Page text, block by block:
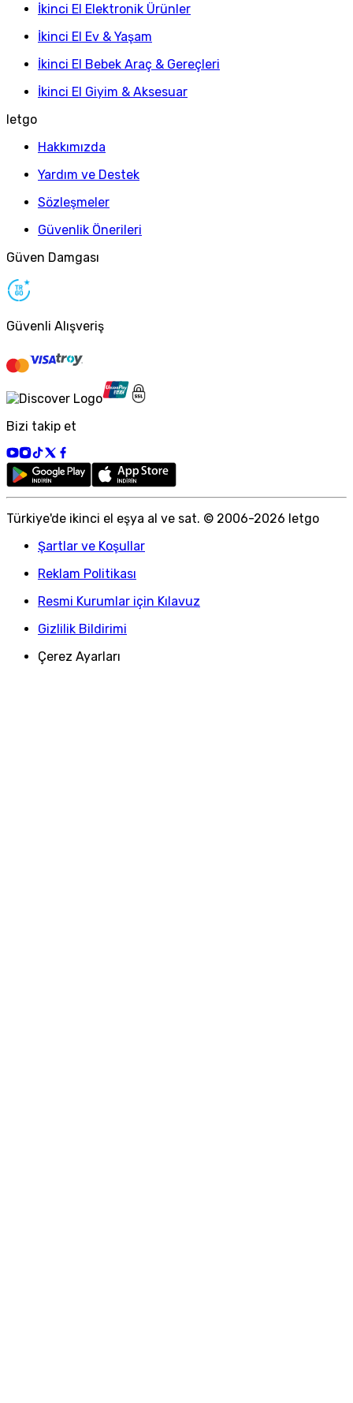
İkinci El Elektronik Ürünler
İkinci El Ev & Yaşam
İkinci El Bebek Araç & Gereçleri
İkinci El Giyim & Aksesuar
letgo
Hakkımızda
Yardım ve Destek
Sözleşmeler
Güvenlik Önerileri
Güven Damgası
Güvenli Alışveriş
Bizi takip et
Türkiye'de ikinci el eşya al ve sat. © 2006-2026 letgo
Şartlar ve Koşullar
Reklam Politikası
Resmi Kurumlar için Kılavuz
Gizlilik Bildirimi
Çerez Ayarları